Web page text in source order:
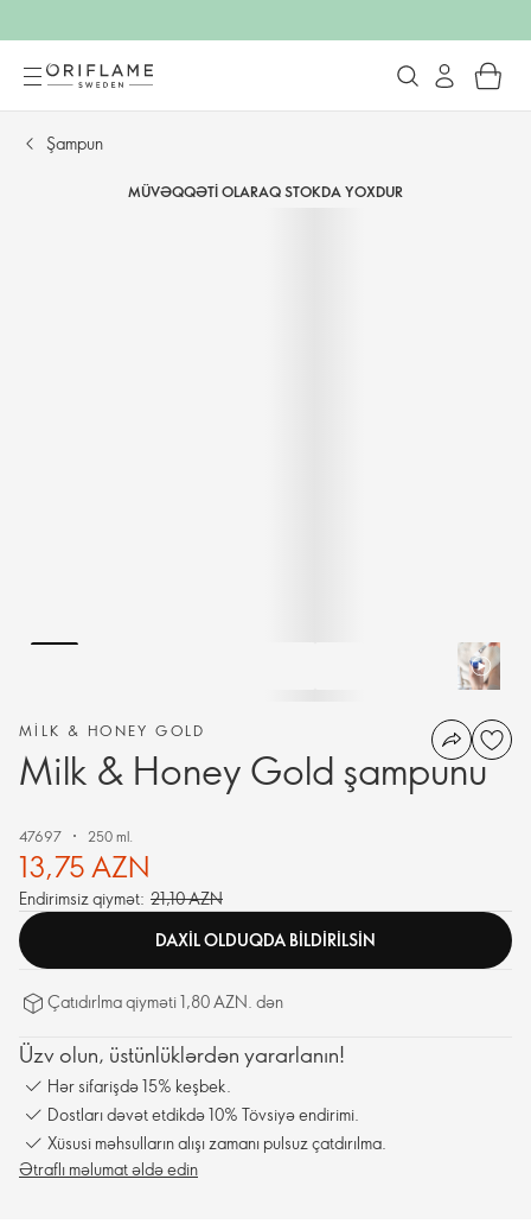
Şampun
MÜVƏQQƏTI OLARAQ STOKDA YOXDUR
MILK & HONEY GOLD
Milk & Honey Gold şampunu
47697 250 ml.
13,75 AZN
Endirimsiz qiymət: 21,10 AZN
DAXIL OLDUQDA BILDIRILSIN
Çatıdırlma qiyməti 1,80 AZN. dən
Üzv olun, üstünlüklərdən yararlanın!
Hər sifarişdə 15% keşbek.
Dostları dəvət etdikdə 10% Tövsiyə endirimi.
Xüsusi məhsulların alışı zamanı pulsuz çatdırılma.
Ətraflı məlumat əldə edin